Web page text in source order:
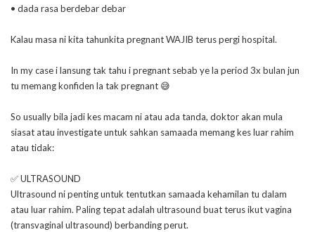
• dada rasa berdebar debar
Kalau masa ni kita tahunkita pregnant WAJIB terus pergi hospital.
In my case i lansung tak tahu i pregnant sebab ye la period 3x bulan jun
tu memang konfiden la tak pregnant 😅
So usually bila jadi kes macam ni atau ada tanda, doktor akan mula
siasat atau investigate untuk sahkan samaada memang kes luar rahim
atau tidak:
✅ ULTRASOUND
Ultrasound ni penting untuk tentutkan samaada kehamilan tu dalam
atau luar rahim. Paling tepat adalah ultrasound buat terus ikut vagina
(transvaginal ultrasound) berbanding perut.